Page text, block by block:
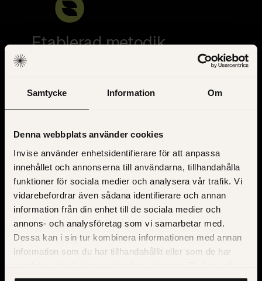
Samtycke Information Om
Denna webbplats använder cookies
Invise använder enhetsidentifierare för att anpassa
innehållet och annonserna till användarna, tillhandahålla
funktioner för sociala medier och analysera vår trafik. Vi
vidarebefordrar även sådana identifierare och annan
information från din enhet till de sociala medier och
annons- och analysföretag som vi samarbetar med.
Dessa kan i sin tur kombinera informationen med annan
information som du har tillhandahållit eller som de har
Etablerad metodik
Genom hela arbetet vet du vad som förväntas
och vad som kommer i nästa steg.
Låt oss göra det tekniska